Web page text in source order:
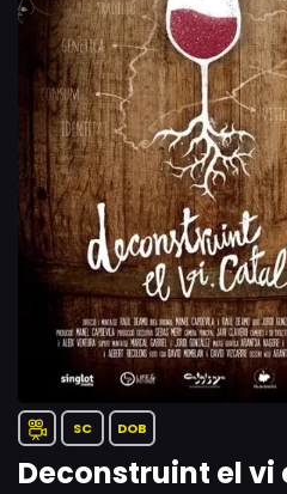
SC DOB
Deconstruint el